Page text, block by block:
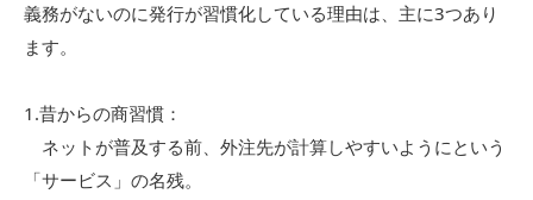
義務がないのに発行が習慣化している理由は、主に3つあり
ます。
1.昔からの商習慣：
ネットが普及する前、外注先が計算しやすいようにという
「サービス」の名残。